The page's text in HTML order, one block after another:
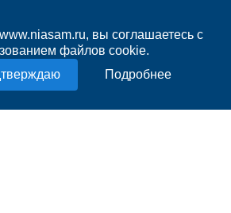
вы соглашаетесь с
файлов cookie.
Подробнее
данных